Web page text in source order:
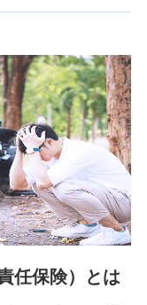
正確な把握のため
先
部長
2-14-10 アーバン
任保険）とは